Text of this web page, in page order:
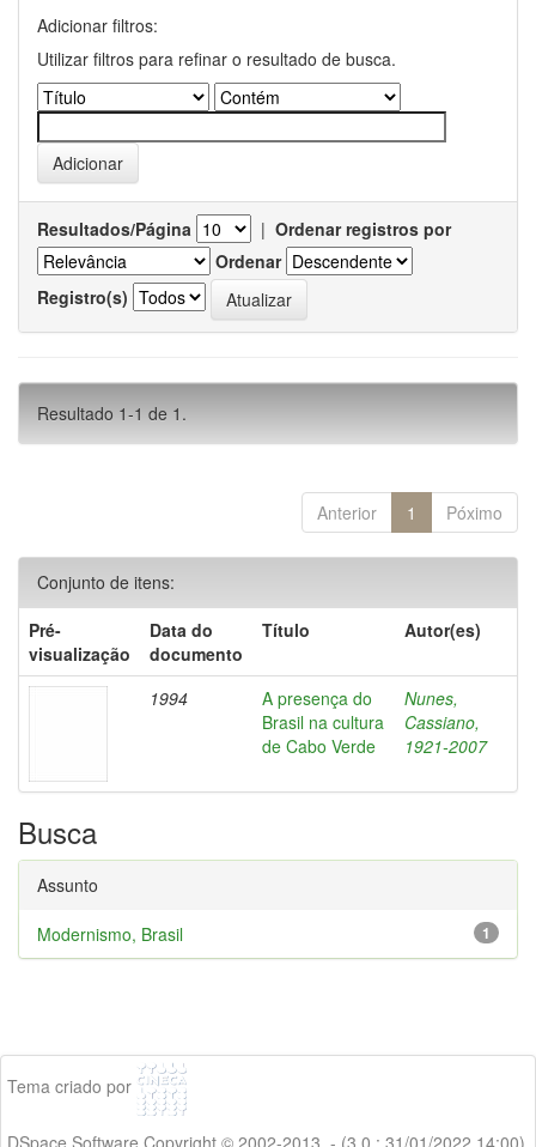
Adicionar filtros:
Utilizar filtros para refinar o resultado de busca.
Resultados/Página | Ordenar registros por
Ordenar
Registro(s)
Resultado 1-1 de 1.
Anterior 1 Póximo
Conjunto de itens:
Pré-
visualização
Data do
documento
Título Autor(es)
1994
A presença do
Brasil na cultura
de Cabo Verde
Nunes,
Cassiano,
1921-2007
Busca
Assunto
1
Modernismo, Brasil
Tema criado por
DSpace Software Copyright © 2002-2013 - (3.0 : 31/01/2022 14:00)